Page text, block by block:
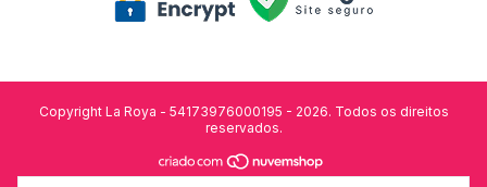
Copyright La Roya - 54173976000195 - 2026. Todos os direitos
reservados.